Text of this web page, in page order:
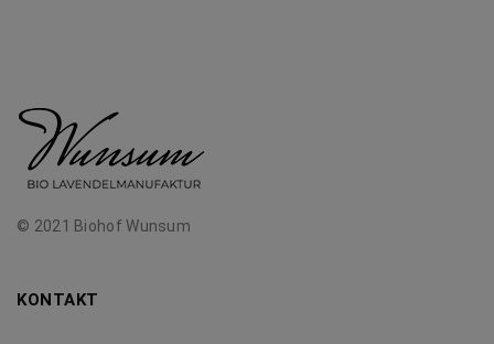
© 2021 Biohof Wunsum
KONTAKT